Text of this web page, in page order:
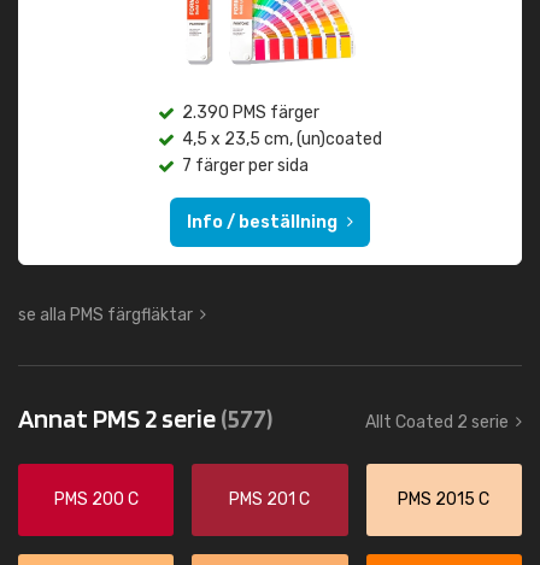
2.390 PMS färger
4,5 x 23,5 cm, (un)coated
7 färger per sida
Info / beställning
se alla PMS färgfläktar
Annat PMS 2 serie(577) Allt Coated 2 serie
PMS 200 C PMS 201 C PMS 2015 C